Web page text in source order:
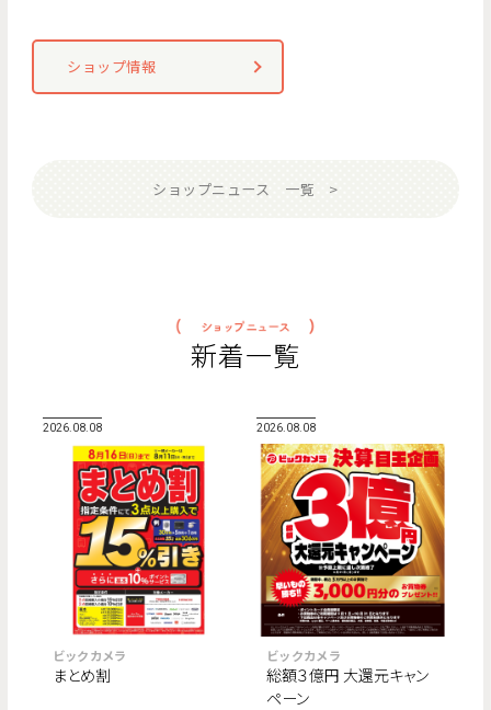
ショップ情報
ショップニュース 一覧
新着一覧
2026.08.08
ビックカメラ
まとめ割
2026.08.08
ビックカメラ
総額３億円 大還元キャン
ペーン